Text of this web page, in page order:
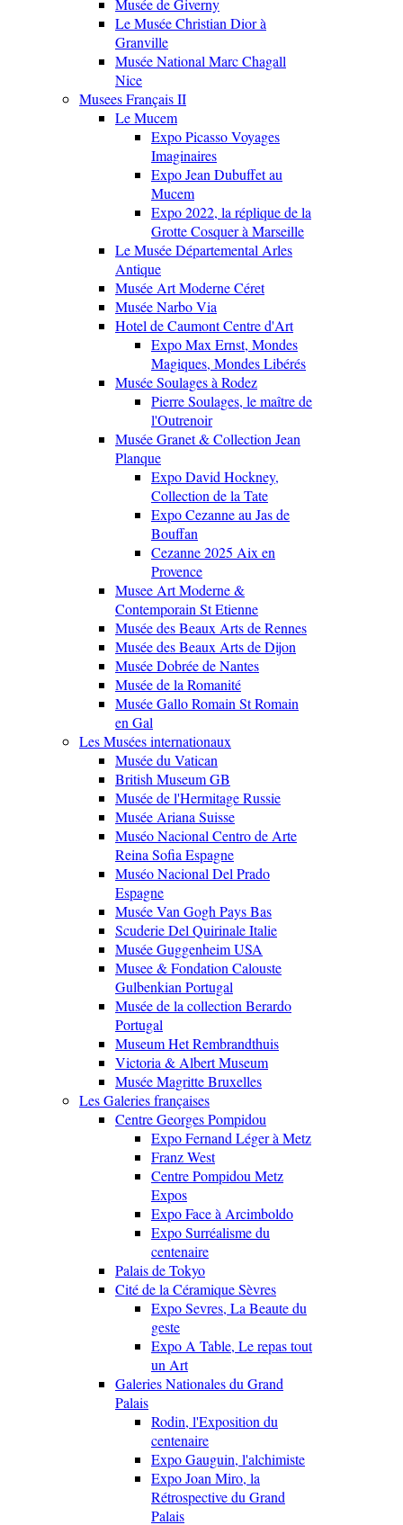
Musée de Giverny
Le Musée Christian Dior à
Granville
Musée National Marc Chagall
Nice
Musees Français II
Le Mucem
Expo Picasso Voyages
Imaginaires
Expo Jean Dubuffet au
Mucem
Expo 2022, la réplique de la
Grotte Cosquer à Marseille
Le Musée Départemental Arles
Antique
Musée Art Moderne Céret
Musée Narbo Via
Hotel de Caumont Centre d'Art
Expo Max Ernst, Mondes
Magiques, Mondes Libérés
Musée Soulages à Rodez
Pierre Soulages, le maître de
l'Outrenoir
Musée Granet & Collection Jean
Planque
Expo David Hockney,
Collection de la Tate
Expo Cezanne au Jas de
Bouffan
Cezanne 2025 Aix en
Provence
Musee Art Moderne &
Contemporain St Etienne
Musée des Beaux Arts de Rennes
Musée des Beaux Arts de Dijon
Musée Dobrée de Nantes
Musée de la Romanité
Musée Gallo Romain St Romain
en Gal
Les Musées internationaux
Musée du Vatican
British Museum GB
Musée de l'Hermitage Russie
Musée Ariana Suisse
Muséo Nacional Centro de Arte
Reina Sofia Espagne
Muséo Nacional Del Prado
Espagne
Musée Van Gogh Pays Bas
Scuderie Del Quirinale Italie
Musée Guggenheim USA
Musee & Fondation Calouste
Gulbenkian Portugal
Musée de la collection Berardo
Portugal
Museum Het Rembrandthuis
Victoria & Albert Museum
Musée Magritte Bruxelles
Les Galeries françaises
Centre Georges Pompidou
Expo Fernand Léger à Metz
Franz West
Centre Pompidou Metz
Expos
Expo Face à Arcimboldo
Expo Surréalisme du
centenaire
Palais de Tokyo
Cité de la Céramique Sèvres
Expo Sevres, La Beaute du
geste
Expo A Table, Le repas tout
un Art
Galeries Nationales du Grand
Palais
Rodin, l'Exposition du
centenaire
Expo Gauguin, l'alchimiste
Expo Joan Miro, la
Rétrospective du Grand
Palais